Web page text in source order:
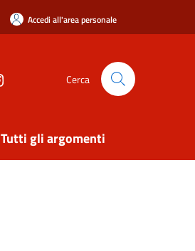
Accedi all'area personale
Cerca
Tutti gli argomenti